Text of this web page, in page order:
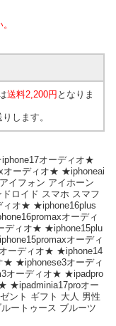
送料2,200円 となりま
します。
オーディオ★
オーディオ★ ★iphoneai
イフォン アイホーン
ロイド スマホ スマフ
ィオ★ ★iphone16plus
オーディ
ディオ★ ★iphone15plu
オーディ
ーディオ★ ★iphone14
★ ★iphonese3オーディ
オーディオ★ ★ipadpro
★ipadminia17proオー
ント ギフト 大人 男性
ートゥース ブルーツ